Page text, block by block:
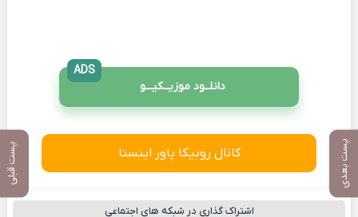
پست بعدی پست قبلی
دانلــود موزیــکیـــو
ADS
کانال روبیکا پاور اینستا
اشتراک گذاری در شبکه های اجتماعی